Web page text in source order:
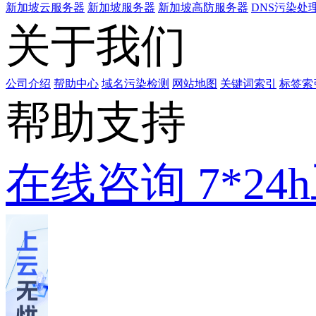
新加坡云服务器 新加坡服务器 新加坡高防服务器 DNS污染处
关于我们
公司介绍 帮助中心 域名污染检测 网站地图 关键词索引 标签索
帮助支持
在线咨询